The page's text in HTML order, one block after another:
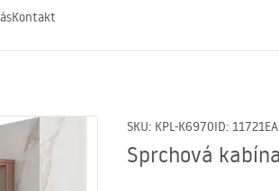
Kontakt
SKU: KPL-K6970ID: 11721
Sprchová